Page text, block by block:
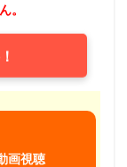
。
画視聴